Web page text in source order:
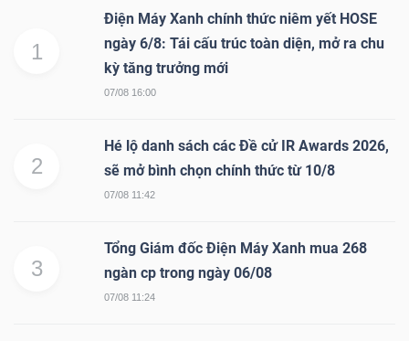
1
Điện Máy Xanh chính thức niêm yết HOSE
ngày 6/8: Tái cấu trúc toàn diện, mở ra chu
kỳ tăng trưởng mới
07/08 16:00
2
Hé lộ danh sách các Đề cử IR Awards 2026,
sẽ mở bình chọn chính thức từ 10/8
07/08 11:42
3
Tổng Giám đốc Điện Máy Xanh mua 268
ngàn cp trong ngày 06/08
07/08 11:24
THIẾT